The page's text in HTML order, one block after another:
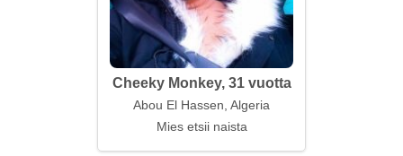
Cheeky Monkey, 31 vuotta
Abou El Hassen, Algeria
Mies etsii naista